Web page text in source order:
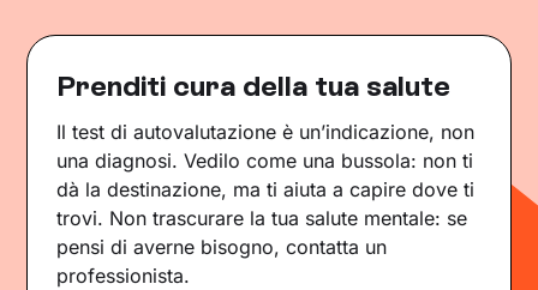
Prenditi cura della tua salute
Il test di autovalutazione è un’indicazione, non
una diagnosi. Vedilo come una bussola: non ti
dà la destinazione, ma ti aiuta a capire dove ti
trovi. Non trascurare la tua salute mentale: se
pensi di averne bisogno, contatta un
professionista.